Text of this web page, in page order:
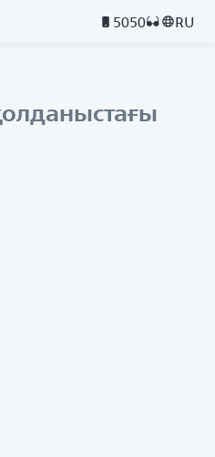
5050 RU